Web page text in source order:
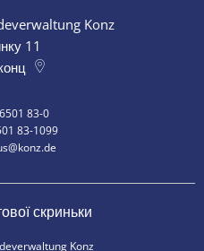
Konz
11
83-0
83-1099
скриньки
Konz